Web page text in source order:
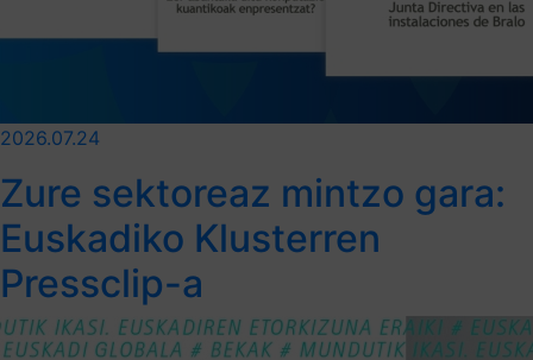
2026.07.24
Zure sektoreaz mintzo gara:
Euskadiko Klusterren
Pressclip-a